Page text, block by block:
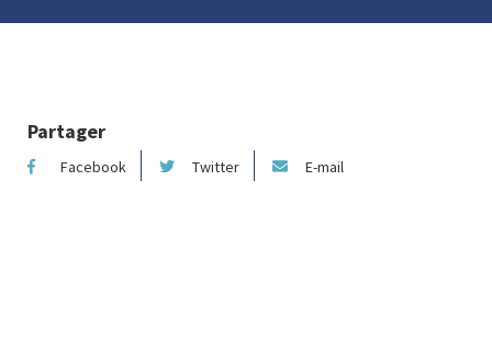
Partager
Facebook Twitter E-mail